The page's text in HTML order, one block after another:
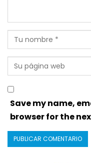
Save my name,
browser for the